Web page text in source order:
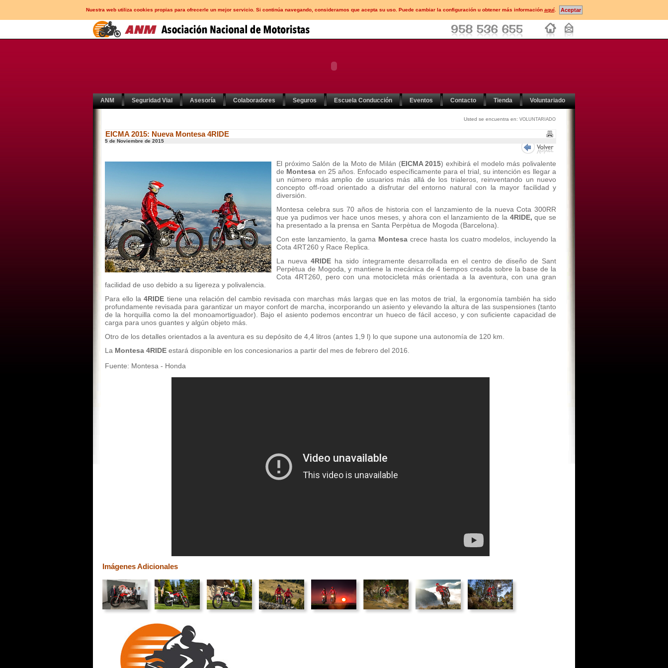
Nuestra web utiliza cookies propias para ofrecerle un mejor servicio. Si continúa navegando, consideramos que acepta su uso. Puede cambiar la configuración u obtener más información aquí.
ANM Seguridad Vial Asesoría Colaboradores Seguros Escuela Conducción Eventos Contacto Tienda Voluntariado
Usted se encuentra en: VOLUNTARIADO
EICMA 2015: Nueva Montesa 4RIDE
5 de Noviembre de 2015
El próximo Salón de la Moto de Milán (EICMA 2015) exhibirá el modelo más polivalente
de Montesa en 25 años. Enfocado específicamente para el trial, su intención es llegar a
un número más amplio de usuarios más allá de los trialeros, reinventando un nuevo
concepto off-road orientado a disfrutar del entorno natural con la mayor facilidad y
diversión.
Montesa celebra sus 70 años de historia con el lanzamiento de la nueva Cota 300RR
que ya pudimos ver hace unos meses, y ahora con el lanzamiento de la 4RIDE, que se
ha presentado a la prensa en Santa Perpètua de Mogoda (Barcelona).
Con este lanzamiento, la gama Montesacrece hasta los cuatro modelos, incluyendo la
Cota 4RT260 y Race Replica.
La nueva 4RIDE ha sido íntegramente desarrollada en el centro de diseño de Sant
Perpètua de Mogoda, y mantiene la mecánica de 4 tiempos creada sobre la base de la
Cota 4RT260, pero con una motocicleta más orientada a la aventura, con una gran
facilidad de uso debido a su ligereza y polivalencia.
Para ello la 4RIDE tiene una relación del cambio revisada con marchas más largas que en las motos de trial, la ergonomía también ha sido
profundamente revisada para garantizar un mayor confort de marcha, incorporando un asiento y elevando la altura de las suspensiones (tanto
de la horquilla como la del monoamortiguador). Bajo el asiento podemos encontrar un hueco de fácil acceso, y con suficiente capacidad de
carga para unos guantes y algún objeto más.
Otro de los detalles orientados a la aventura es su depósito de 4,4 litros (antes 1,9 l) lo que supone una autonomía de 120 km.
La Montesa 4RIDE estará disponible en los concesionarios a partir del mes de febrero del 2016.
Fuente: Montesa - Honda
Imágenes Adicionales